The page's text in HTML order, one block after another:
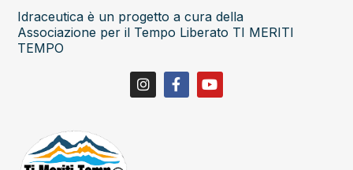
Idraceutica è un progetto a cura della
Associazione per il Tempo Liberato TI MERITI
TEMPO